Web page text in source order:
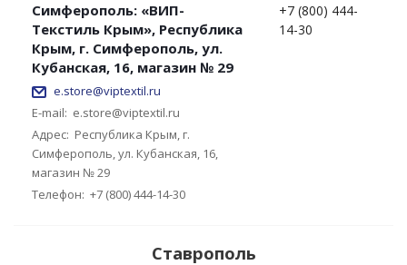
Симферополь: «ВИП-
Текстиль Крым», Республика
Крым, г. Симферополь, ул.
Кубанская, 16, магазин № 29
e.store@viptextil.ru
E-mail: e.store@viptextil.ru
Адрес: Республика Крым, г.
Симферополь, ул. Кубанская, 16,
магазин № 29
Телефон: +7 (800) 444-14-30
+7 (800) 444-
14-30
Ставрополь